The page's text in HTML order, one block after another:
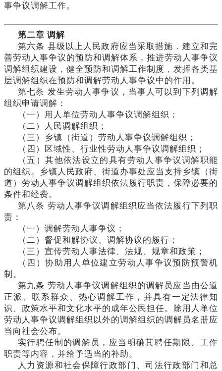
事争议调解工作。
第二章 调解
第六条 县级以上人民政府应当采取措施，建立和完
善劳动人事争议的预防和调解体系，推进劳动人事争议
调解组织建设，健全预防和调解工作制度，发挥各类基
层调解组织在预防和调解劳动人事争议中的作用。
第七条 发生劳动人事争议，当事人可以到下列调解
组织申请调解：
（一）用人单位劳动人事争议调解组织；
（二）人民调解组织；
（三）乡镇（街道）劳动人事争议调解组织；
（四）区域性、行业性劳动人事争议调解组织；
（五）其他依法设立的具有劳动人事争议调解职能
的组织。乡镇人民政府、街道办事处应当支持乡镇（街
道）劳动人事争议调解组织依法履行职责，保障必要的
条件和经费。
第八条 劳动人事争议调解组织应当依法履行下列职
责：
（一）调解劳动人事争议；
（二）督促和解协议、调解协议的履行；
（三）宣传劳动人事法律、法规、规章和政策；
（四）协助用人单位建立劳动人事争议预防预警机
制。
第九条 劳动人事争议调解组织的调解员应当由公道
正派、联系群众、热心调解工作，并具有一定法律知
识、政策水平和文化水平的成年公民担任。除用人单位
劳动人事争议调解组织以外的调解组织的调解员名册应
当向社会公布。
实行聘任制的调解员，应当明确其聘任期限、工作
职责等内容，并给予适当的补助。
人力资源和社会保障行政部门、司法行政部门和总